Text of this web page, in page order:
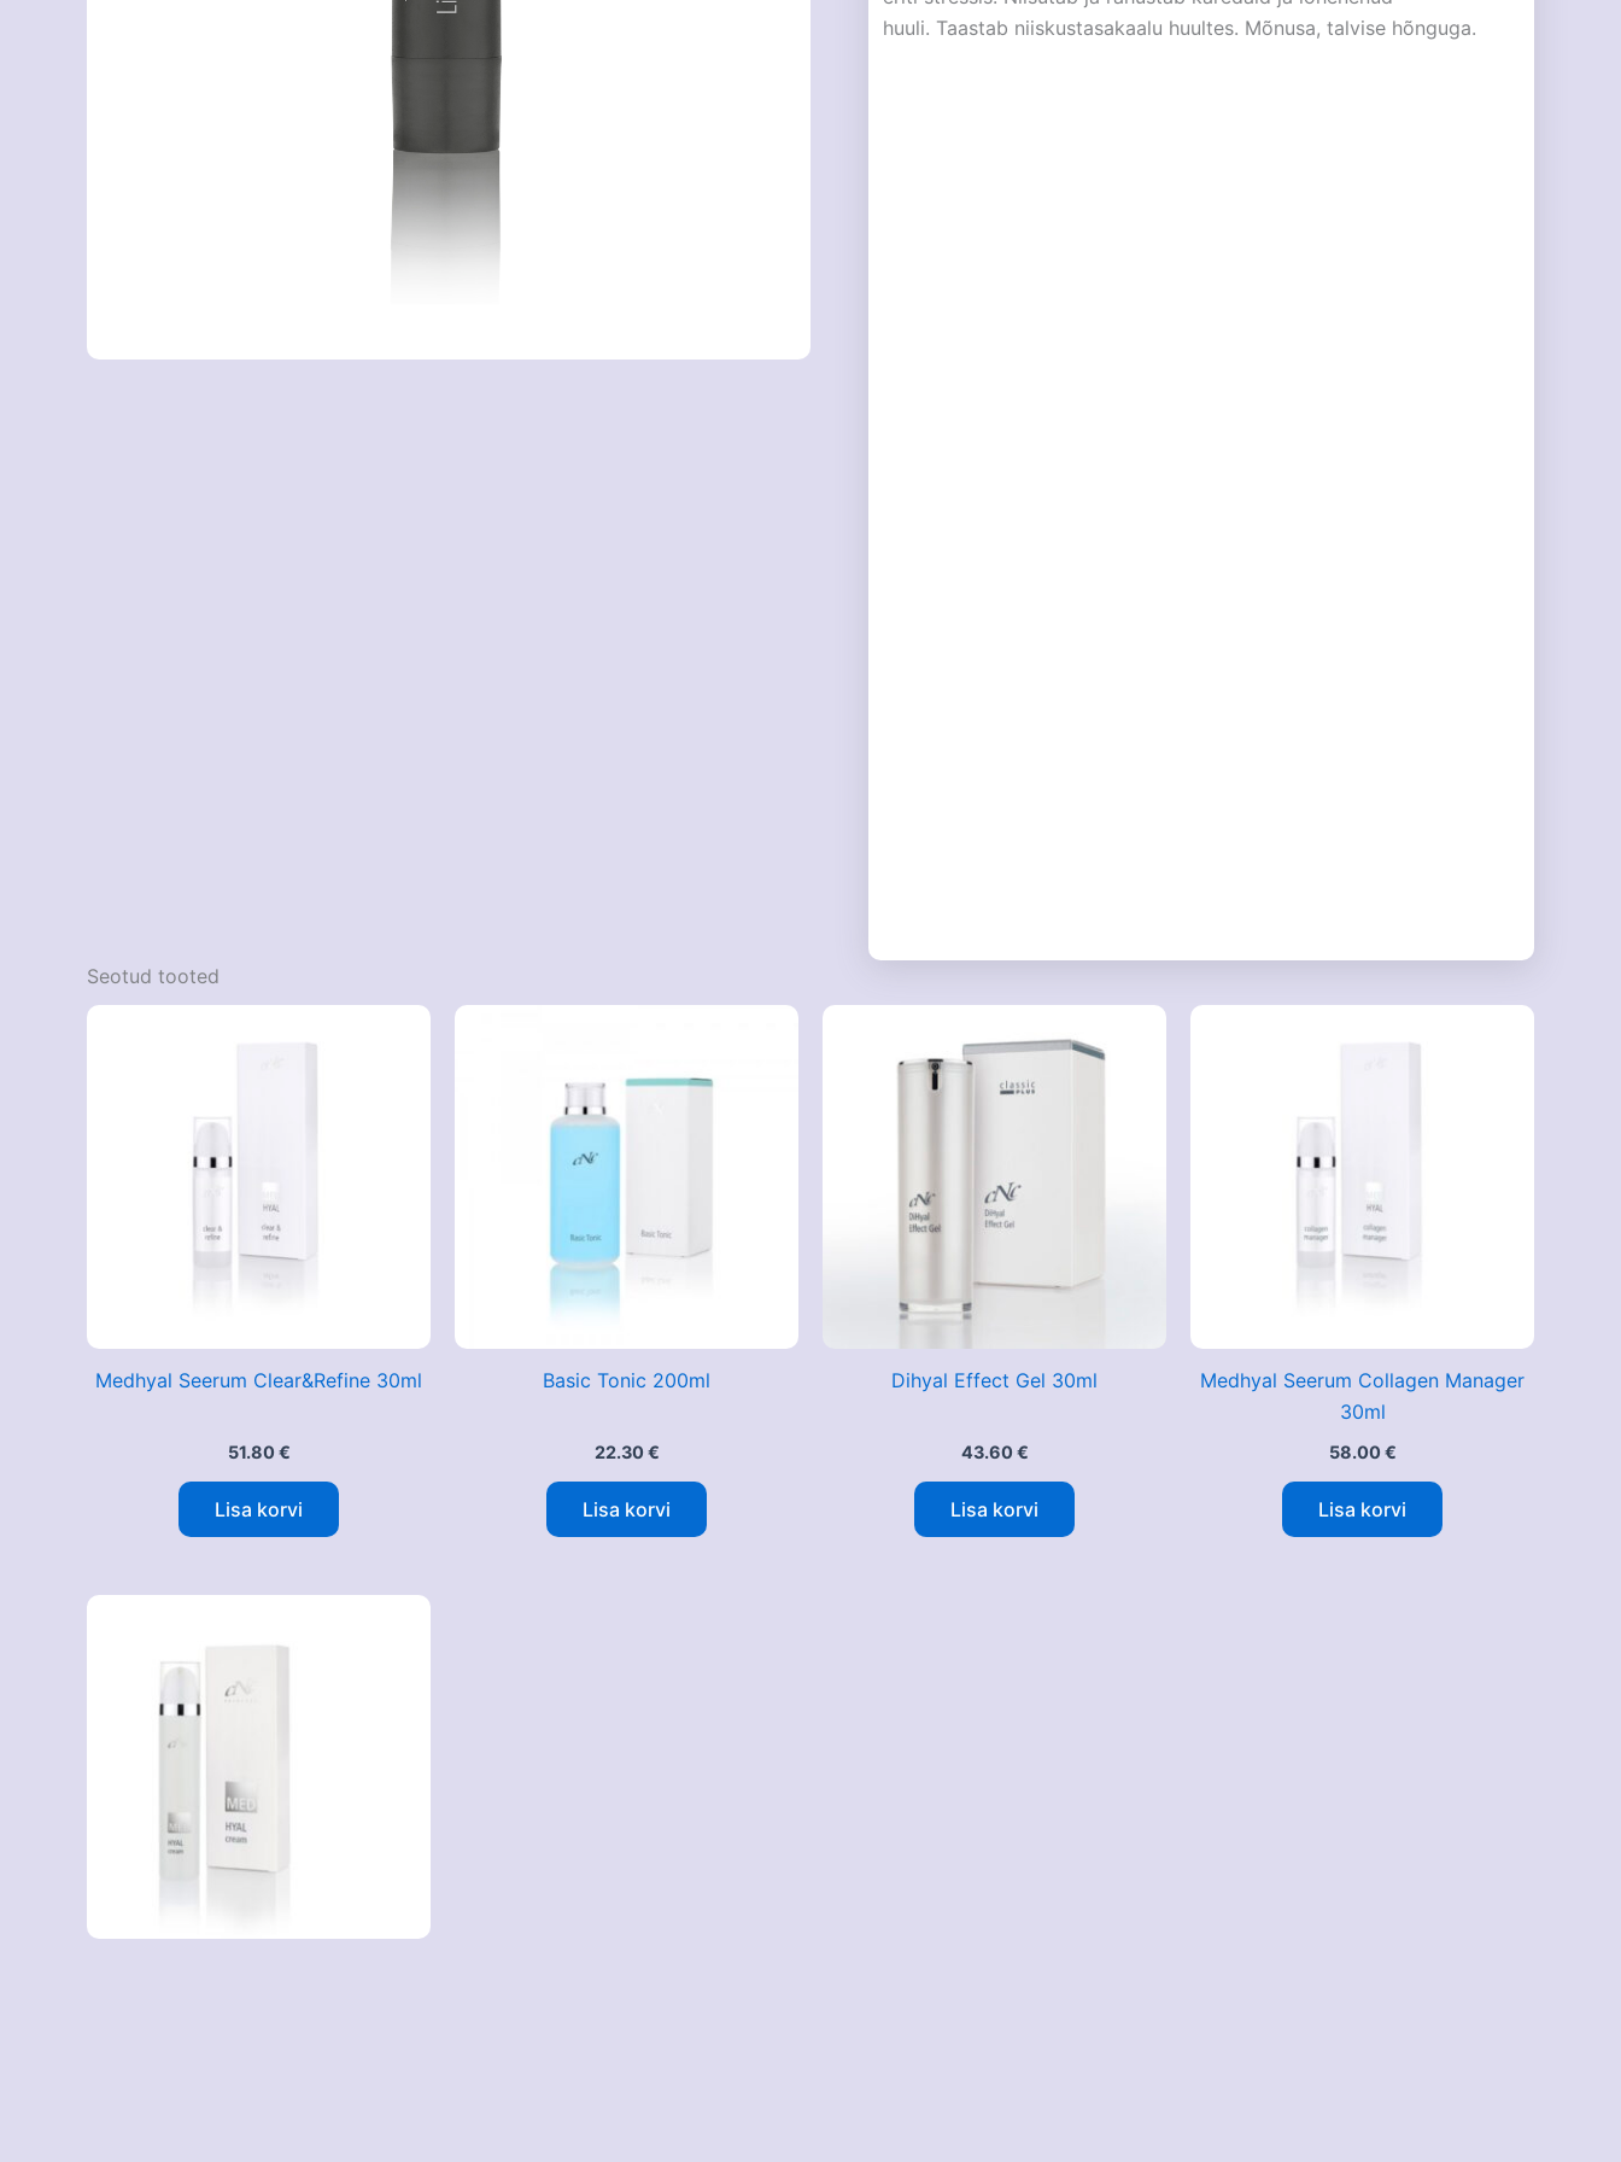
huuli. Taastab niiskustasakaalu huultes. Mõnusa, talvise hõnguga.
Seotud tooted
Medhyal Seerum Clear&Refine 30ml
51.80 €
Lisa korvi
Basic Tonic 200ml
22.30 €
Lisa korvi
Dihyal Effect Gel 30ml
43.60 €
Lisa korvi
Medhyal Seerum Collagen Manager
30ml
58.00 €
Lisa korvi